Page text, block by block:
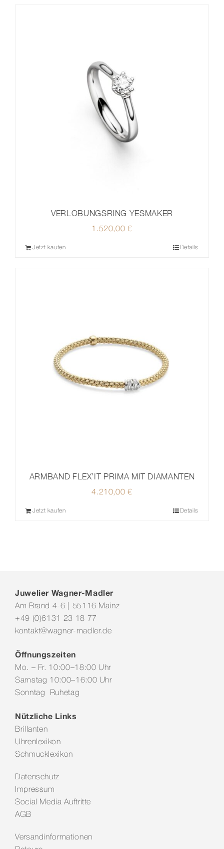
VERLOBUNGSRING YESMAKER
1.520,00€
Jetzt kaufen Details
ARMBAND FLEX’IT PRIMA MIT DIAMANTEN
4.210,00€
Jetzt kaufen Details
Juwelier Wagner-Madler
Am Brand 4-6 | 55116 Mainz
+49 (0)6131 23 18 77
kontakt@wagner-madler.de
Öffnungszeiten
Mo. – Fr. 10:00–18:00 Uhr
Samstag 10:00–16:00 Uhr
Sonntag Ruhetag
Nützliche Links
Brillanten
Uhrenlexikon
Schmucklexikon
Datenschutz
Impressum
Social Media Auftritte
AGB
Versandinformationen